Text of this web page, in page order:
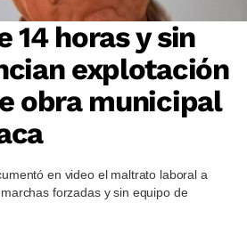
14 horas y sin
explotación
obra municipal
en video el maltrato laboral a
forzadas y sin equipo de